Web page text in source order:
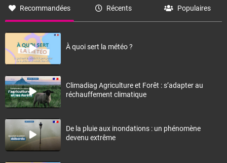
Recommandées Récents Populaires
À quoi sert la météo ?
Climadiag Agriculture et Forêt : s’adapter au
réchauffement climatique
De la pluie aux inondations : un phénomène
devenu extrême